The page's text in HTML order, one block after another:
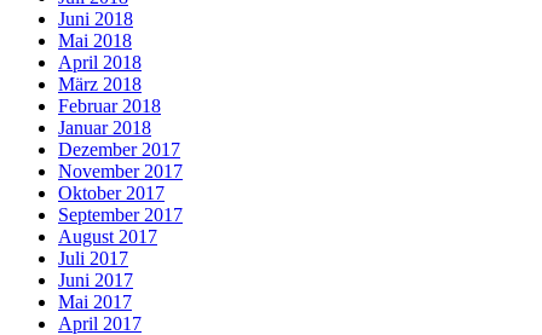
Juni 2018
Mai 2018
April 2018
März 2018
Februar 2018
Januar 2018
Dezember 2017
November 2017
Oktober 2017
September 2017
August 2017
Juli 2017
Juni 2017
Mai 2017
April 2017